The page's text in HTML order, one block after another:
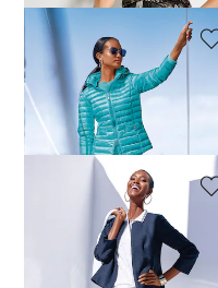
MADELEINE
Schlanke Jeans mit Fransensaum
79,95 €
99,95 €
+6 Farben
MADELEINE
Jeans mit feinem Fransensaum
109,95 €